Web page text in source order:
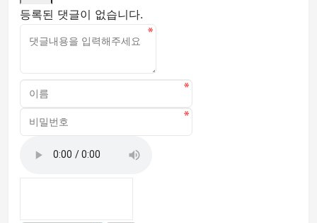
등록된 댓글이 없습니다.